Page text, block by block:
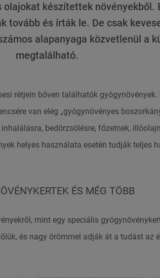
készítettek növényekből.
tovább és írták le. De csak
alapanyaga közvetlenül a
megtalálható.
rétjein bőven találhatók gyógynövények.
van elég „gyógynövényes
bedörzsölésre, főzetnek,
helyes használata esetén tudják teljes
ÉS MÉG TÖBB
mint egy speciális
, és nagy örömmel adják át a tudást az